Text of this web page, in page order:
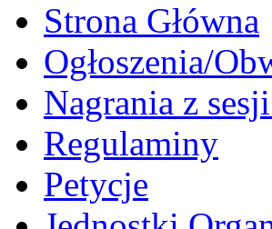
Strona Główna
Ogłoszenia/
Nagrania z
Regulaminy
Petycje